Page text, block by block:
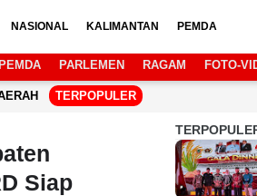
NASIONAL KALIMANTAN PEMDA
PEMDA PARLEMEN RAGAM FOTO-
TERPOPULER
Siap